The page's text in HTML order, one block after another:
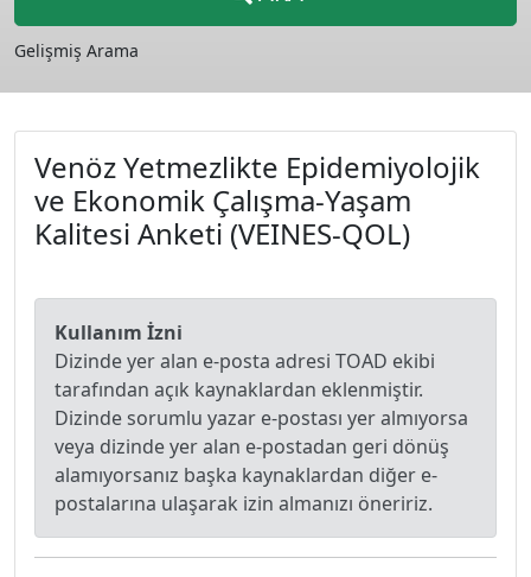
Gelişmiş Arama
Venöz Yetmezlikte Epidemiyolojik
ve Ekonomik Çalışma-Yaşam
Kalitesi Anketi (VEINES-QOL)
Kullanım İzni
Dizinde yer alan e-posta adresi TOAD ekibi
tarafından açık kaynaklardan eklenmiştir.
Dizinde sorumlu yazar e-postası yer almıyorsa
veya dizinde yer alan e-postadan geri dönüş
alamıyorsanız başka kaynaklardan diğer e-
postalarına ulaşarak izin almanızı öneririz.